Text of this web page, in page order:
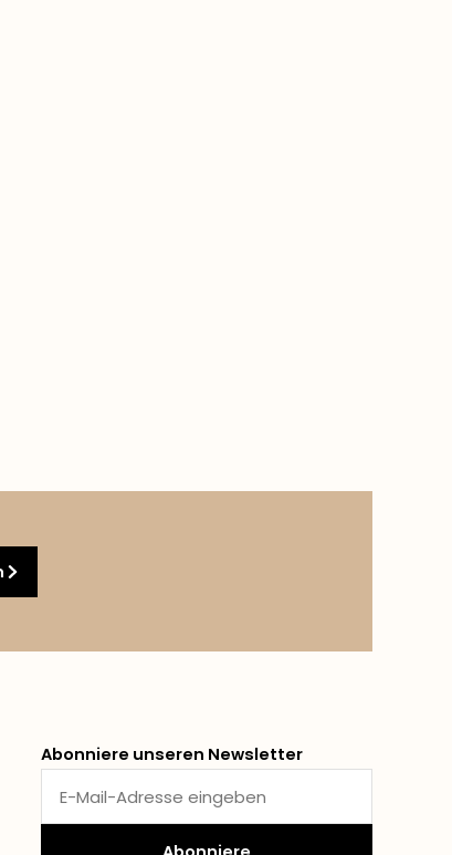
Abonniere unseren Newsletter